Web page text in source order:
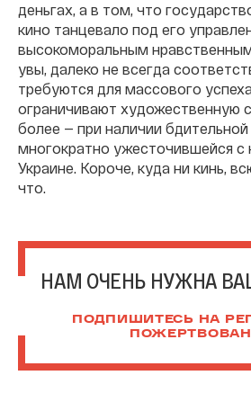
деньгах, а в том, что
кино танцевало под его
высокоморальным
увы, далеко не всегда
требуются для массового
ограничивают художественную
более — при наличии бдительной
многократно ужесточившейся с
Украине. Короче, куда ни кинь,
что.
НАМ ОЧЕНЬ НУЖНА
ПОДПИШИТЕСЬ НА